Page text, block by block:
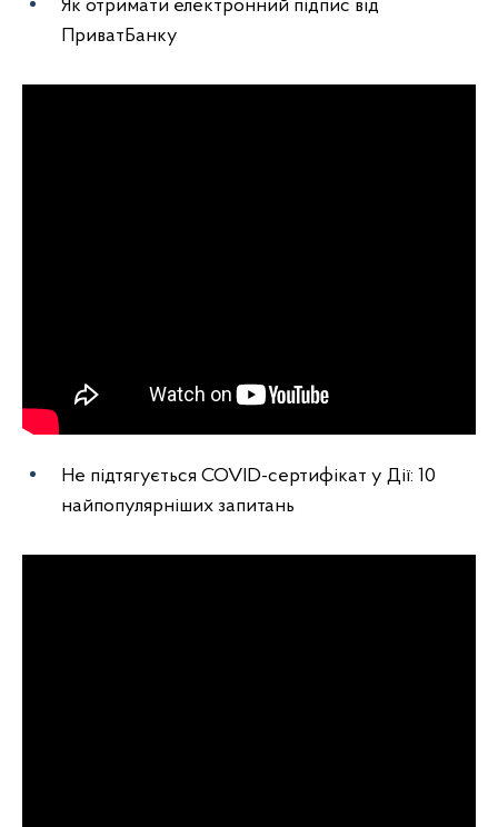
Як отримати електронний підпис від
ПриватБанку
Не підтягується COVID-сертифікат у Дії: 10
найпопулярніших запитань